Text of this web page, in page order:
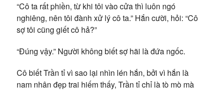
“Cô ta rất phiền, từ khi tôi vào cửa thì luôn ngó
nghiêng, nên tôi đành xử lý cô ta.” Hắn cười, hỏi: “Cô
sợ tôi cũng giết cô hả?”
“Đúng vậy.” Người không biết sợ hãi là đứa ngốc.
Cô biết Trần tỉ vì sao lại nhìn lén hắn, bởi vì hắn là
nam nhân đẹp trai hiếm thấy, Trần tỉ chỉ là tò mò mà